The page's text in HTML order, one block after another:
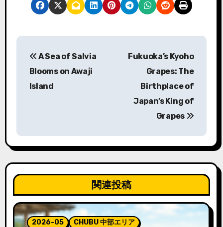
稿
ナ
ー
シ
ン
A Sea of Salvia
Blooms on Awaji
Island
Fukuoka’s Kyoho
Grapes: The
Birthplace of
Japan’s King of
Grapes
関連投稿
2026-05
CHUBU 中部エリア